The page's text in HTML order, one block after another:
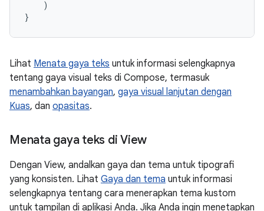
)
}
Lihat Menata gaya teks untuk informasi selengkapnya
tentang gaya visual teks di Compose, termasuk
menambahkan bayangan, gaya visual lanjutan dengan
Kuas, dan opasitas.
Menata gaya teks di View
Dengan View, andalkan gaya dan tema untuk tipografi
yang konsisten. Lihat Gaya dan tema untuk informasi
selengkapnya tentang cara menerapkan tema kustom
untuk tampilan di aplikasi Anda. Jika Anda ingin menetapkan